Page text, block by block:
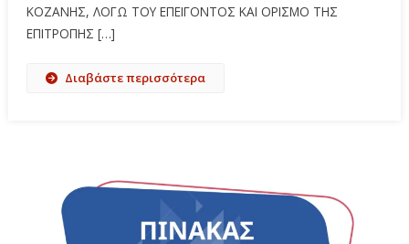
ΚΟΖΑΝΗΣ, ΛΟΓΩ ΤΟΥ ΕΠΕΙΓΟΝΤΟΣ ΚΑΙ ΟΡΙΣΜΟ ΤΗΣ
ΕΠΙΤΡΟΠΗΣ […]
Διαβάστε περισσότερα